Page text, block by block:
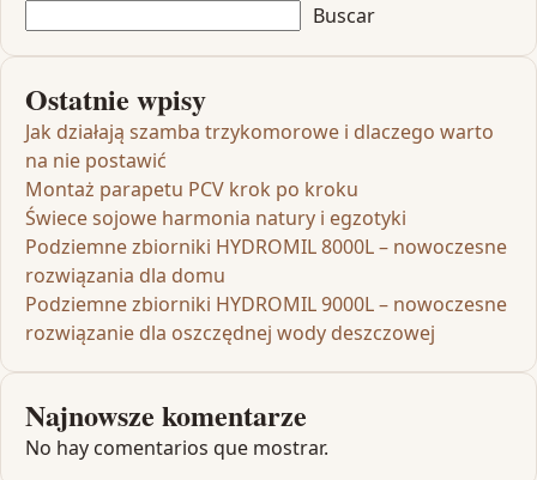
Buscar
Ostatnie wpisy
Jak działają szamba trzykomorowe i dlaczego warto
na nie postawić
Montaż parapetu PCV krok po kroku
Świece sojowe harmonia natury i egzotyki
Podziemne zbiorniki HYDROMIL 8000L – nowoczesne
rozwiązania dla domu
Podziemne zbiorniki HYDROMIL 9000L – nowoczesne
rozwiązanie dla oszczędnej wody deszczowej
Najnowsze komentarze
No hay comentarios que mostrar.